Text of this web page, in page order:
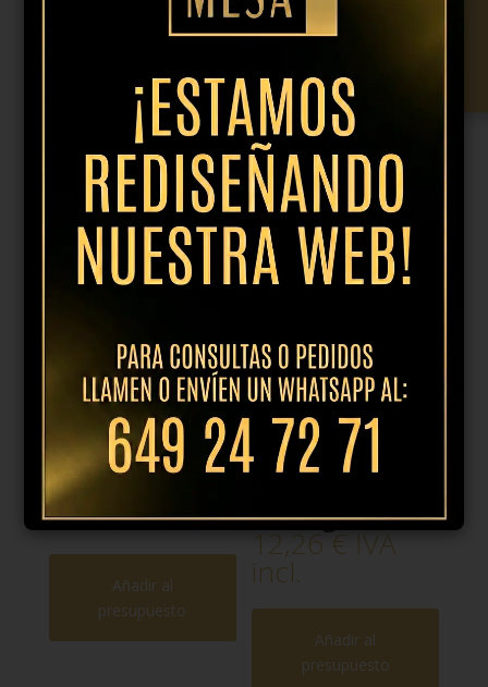
Añadir al presupuesto
Productos relacionados
Copa champan
Authentis 19cl
7,64€IVA incl.
Añadir al
presupuesto
Copa vino tinto
Prestige 61cl
12,26€IVA
incl.
Añadir al
presupuesto